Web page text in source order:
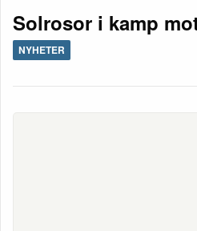
Solrosor i kamp
NYHETER